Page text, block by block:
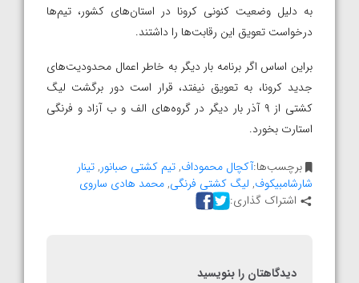
به دلیل وضعیت کنونی کرونا در استان‌های کشور، تیم‌ها
درخواست تعویق این رقابت‌ها را داشتند.
براین اساس اگر برنامه بار دیگر به خاطر اعمال محدودیت‌های
جدید کرونا، به تعویق نیفتد، قرار است دور برگشت لیگ
کشتی از ۹ آذر بار دیگر در گروه‌های الف و ب آزاد و فرنگی
استارت بخورد.
برچسب‌ها:آکچال محموداف,تیم کشتی صبانور,تینار
شارشامبیکوف, لیگ کشتی فرنگی,محمد هادی ساروی
اشتراک گذاری:
دیدگاهتان را بنویسید